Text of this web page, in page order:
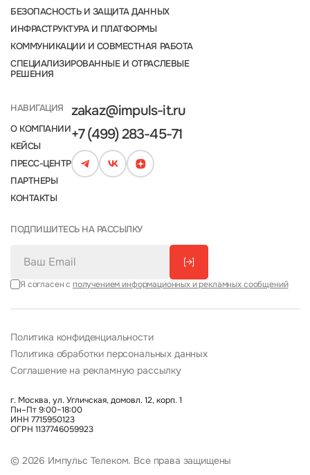
НАВИГАЦИЯ
О КОМПАНИИ
КЕЙСЫ
ПРЕСС-ЦЕНТР
ПАРТНЕРЫ
КОНТАКТЫ
zakaz@impuls-it.ru
+7 (499) 283-45-71
БЕЗОПАСНОСТЬ И ЗАЩИТА ДАННЫХ
ИНФРАСТРУКТУРА И ПЛАТФОРМЫ
КОММУНИКАЦИИ И СОВМЕСТНАЯ РАБОТА
СПЕЦИАЛИЗИРОВАННЫЕ И ОТРАСЛЕВЫЕ
РЕШЕНИЯ
ПОДПИШИТЕСЬ НА РАССЫЛКУ
[→]
Я согласен с получением информационных и рекламных сообщений
Политика конфиденциальности
Политика обработки персональных данных
Соглашение на рекламную рассылку
г. Москва, ул. Угличская, домовл. 12, корп. 1
Пн–Пт 9:00–18:00
ИНН 7715950123
ОГРН 1137746059923
© 2026 Импульс Телеком. Все права защищены